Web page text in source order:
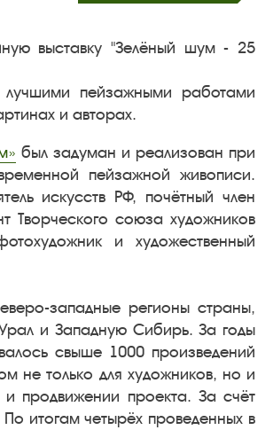
выставку "Зелёный шум - 25
пейзажными работами
и авторах.
был задуман и реализован при
пейзажной живописи.
искусств РФ, почётный член
Творческого союза художников
и художественный
западные регионы страны,
и Западную Сибирь. За годы
свыше 1000 произведений
не только для художников, но и
и продвижении проекта. За счёт
итогам четырёх проведенных в